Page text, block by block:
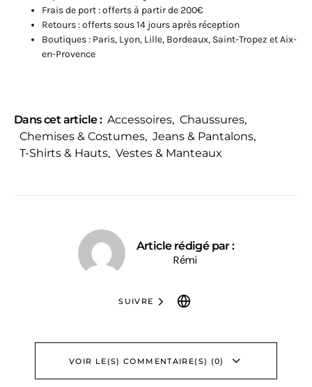
Frais de port : offerts à partir de 200€
Retours : offerts sous 14 jours après réception
Boutiques : Paris, Lyon, Lille, Bordeaux, Saint-Tropez et Aix-
en-Provence
Dans cet article : Accessoires, Chaussures,
Chemises & Costumes, Jeans & Pantalons,
T-Shirts & Hauts, Vestes & Manteaux
Article rédigé par :
Rémi
SUIVRE
VOIR LE(S) COMMENTAIRE(S) (0)